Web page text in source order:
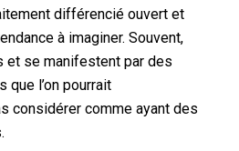
différencié ouvert et
à imaginer. Souvent,
se manifestent par des
l’on pourrait
considérer comme ayant des